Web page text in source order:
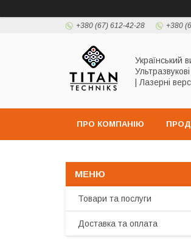
+380 (67) 612-42-28 +380
Український
| Лазерні
ПРО КОМПАНІЮ
Товари та послуги
Доставка та оплата